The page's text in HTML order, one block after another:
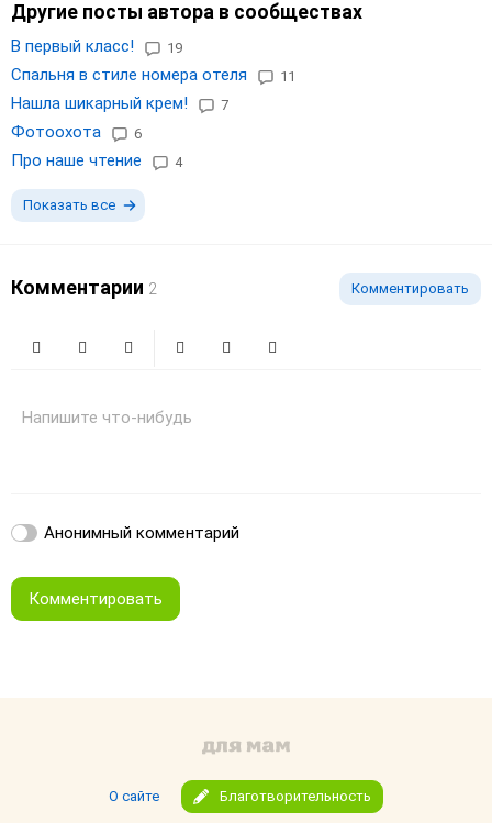
Другие посты автора в сообществах
В первый класс! 19
Спальня в стиле номера отеля 11
Нашла шикарный крем! 7
Фотоохота 6
Про наше чтение 4
Показать все
Комментарии 2 Комментировать
Напишите что-нибудь
Анонимный комментарий
Комментировать
О сайте Благотворительность